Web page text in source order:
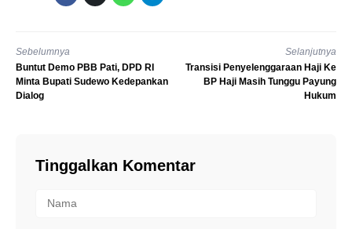
Sebelumnya
Buntut Demo PBB Pati, DPD RI
Minta Bupati Sudewo Kedepankan
Dialog
Selanjutnya
Transisi Penyelenggaraan Haji Ke
BP Haji Masih Tunggu Payung
Hukum
Tinggalkan Komentar